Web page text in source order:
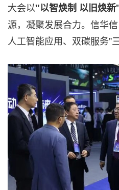
大会以"以智焕制 以旧焕新
源，凝聚发展合力。信华
人工智能应用、双碳服务"